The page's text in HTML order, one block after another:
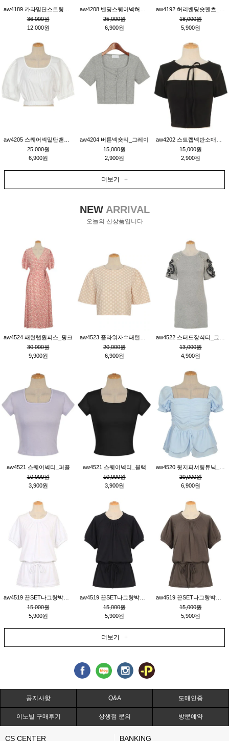
36,000원
12,000원
25,000원
6,900원
18,000원
5,900원
25,000원
6,900원
aw4204 버튼넥숏티_그레이
15,000원
2,900원
15,000원
2,900원
더보기 +
NEWARRIVAL
오늘의 신상품입니다
aw4524 패턴랩원피스_핑크
30,000원
9,900원
20,000원
6,900원
13,000원
4,900원
aw4521 스퀘어넥티_퍼플
10,000원
3,900원
aw4521 스퀘어넥티_블랙
10,000원
3,900원
20,000원
6,900원
15,000원
5,900원
15,000원
5,900원
15,000원
5,900원
더보기 +
공지사항 Q&A 도매인증
이노빌 구매후기 상생점 문의 방문예약
CS CENTER BANKING